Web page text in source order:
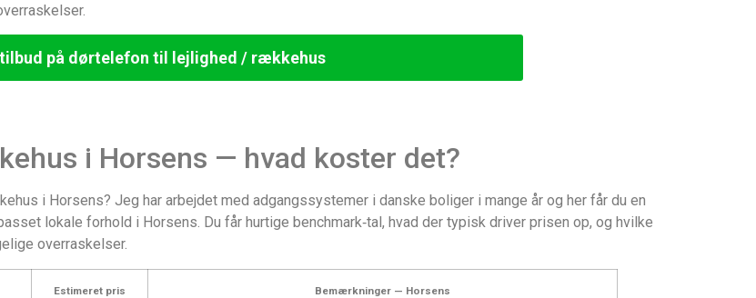
tilbud på dørtelefon til lejlighed / rækkehus
i Horsens — hvad koster det?
i Horsens? Jeg har arbejdet med adgangssystemer i danske boliger i mange år og her får du en
lokale forhold i Horsens. Du får hurtige benchmark‑tal, hvad der typisk driver prisen op, og hvilke
overraskelser.
Estimeret pris
Bemærkninger — Horsens